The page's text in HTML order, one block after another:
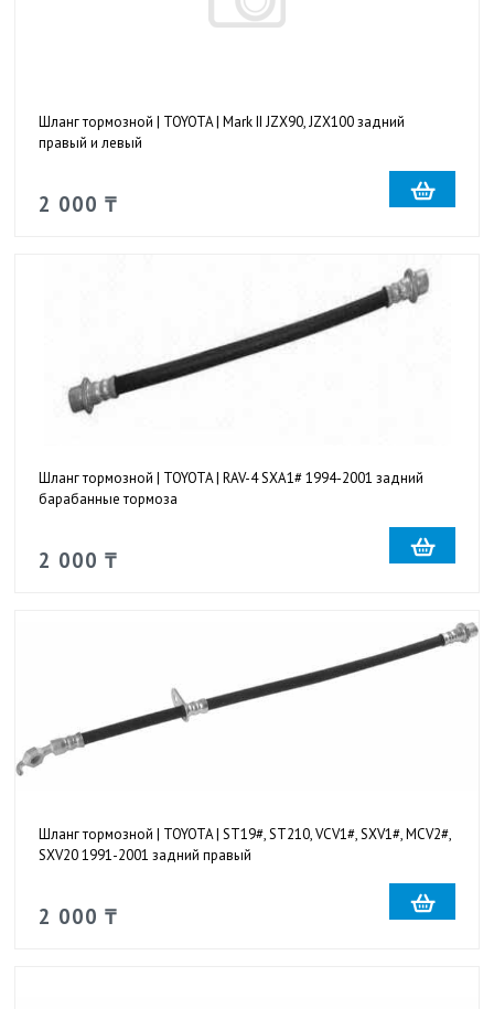
Шланг тормозной | TOYOTA | Mark II JZX90, JZX100 задний
правый и левый
2 000 ₸
Шланг тормозной | TOYOTA | RAV-4 SXA1# 1994-2001 задний
барабанные тормоза
2 000 ₸
Шланг тормозной | TOYOTA | ST19#, ST210, VCV1#, SXV1#, MCV2#,
SXV20 1991-2001 задний правый
2 000 ₸